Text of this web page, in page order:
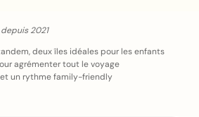
2021
deux îles idéales pour les enfants
agrémenter tout le voyage
un rythme family-friendly